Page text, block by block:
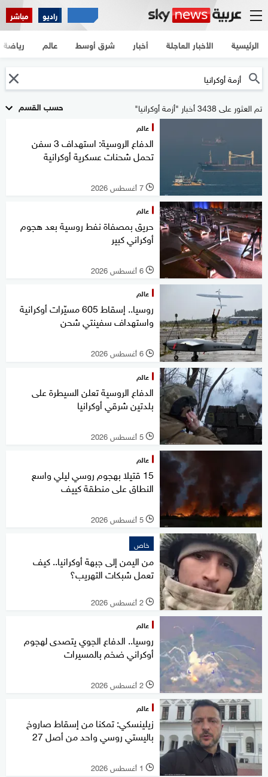
راديو مباشر
الرئيسية الأخبار العاجلة أخبار شرق أوسط عالم رياضة
حسب القسم تم العثور على 3438 أخبار "أزمة أوكرانيا"
عالم
الدفاع الروسية: استهداف 3 سفن
تحمل شحنات عسكرية أوكرانية
l 7 أغسطس 2026
عالم
حريق بمصفاة نفط روسية بعد هجوم
أوكراني كبير
l 6 أغسطس 2026
عالم
روسيا.. إسقاط 605 مسيّرات أوكرانية
واستهداف سفينتي شحن
l 6 أغسطس 2026
عالم
الدفاع الروسية تعلن السيطرة على
بلدتين شرقي أوكرانيا
l 5 أغسطس 2026
عالم
15 قتيلا بهجوم روسي ليلي واسع
النطاق على منطقة كييف
l 5 أغسطس 2026
خاص
من اليمن إلى جبهة أوكرانيا.. كيف
تعمل شبكات التهريب؟
l 2 أغسطس 2026
عالم
روسيا.. الدفاع الجوي يتصدى لهجوم
أوكراني ضخم بالمسيرات
l 2 أغسطس 2026
عالم
زيلينسكي: تمكنا من إسقاط صاروخ
باليستي روسي واحد من أصل 27
l 1 أغسطس 2026